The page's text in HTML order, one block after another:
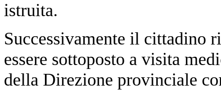
istruita.
Successivamente il cittadino
essere sottoposto a visita
della Direzione provinciale